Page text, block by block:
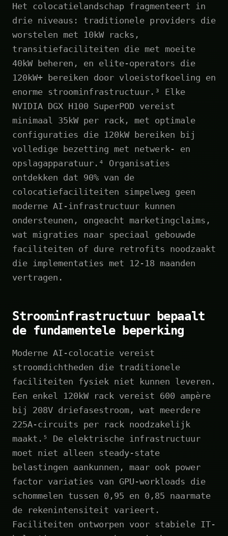
Het colocatielandschap fragmenteert in
drie niveaus: traditionele providers die
worstelen met 10kW racks,
transitiefaciliteiten die met moeite
40kW beheren, en elite-operators die
120kW+ bereiken door vloeistofkoeling en
enorme stroominfrastructuur.³ Elke
NVIDIA DGX H100 SuperPOD vereist
minimaal 35kW per rack, met optimale
configuraties die 120kW bereiken bij
volledige bezetting met netwerk- en
opslagapparatuur.⁴ Organisaties
ontdekken dat 90% van de
colocatiefaciliteiten simpelweg geen
moderne AI-infrastructuur kunnen
ondersteunen, ongeacht marketingclaims,
wat migraties naar speciaal gebouwde
faciliteiten of dure retrofits noodzaakt
die implementaties met 12-18 maanden
vertragen.
Stroominfrastructuur bepaalt
de fundamentele beperking
Moderne AI-colocatie vereist
stroomdichtheden die traditionele
faciliteiten fysiek niet kunnen leveren.
Een enkel 120kW rack vereist 600 ampère
bij 208V driefasestroom, wat meerdere
225A-circuits per rack noodzakelijk
maakt.⁵ De elektrische infrastructuur
moet niet alleen steady-state
belastingen aankunnen, maar ook power
factor variaties van GPU-workloads die
schommelen tussen 0,95 en 0,85 naarmate
de rekenintensiteit varieert.
Faciliteiten ontworpen voor stabiele IT-